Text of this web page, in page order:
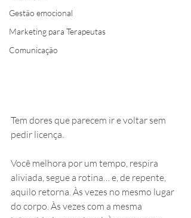
Gestão emocional
Marketing para Terapeutas
Comunicação
Tem dores que parecem ir e voltar sem
pedir licença.
Você melhora por um tempo, respira
aliviada, segue a rotina… e, de repente,
aquilo retorna. Às vezes no mesmo lugar
do corpo. Às vezes com a mesma